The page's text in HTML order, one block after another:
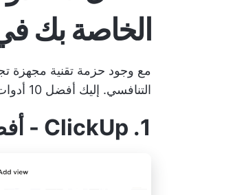
الخاصة بك في
مع وجود حزمة تقنية مجهزة
التنافسي. إليك أفضل 10 أدوات برمجيات مبيعات أساسية لمساعدتك في ذلك.
1. ClickUp - أفضل أداة لإدارة مشاريع المبيعات